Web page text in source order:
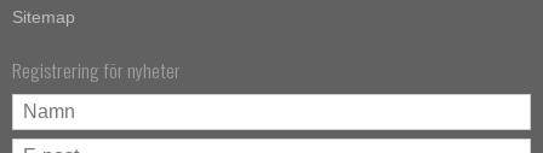
Sitemap
Registrering för nyheter